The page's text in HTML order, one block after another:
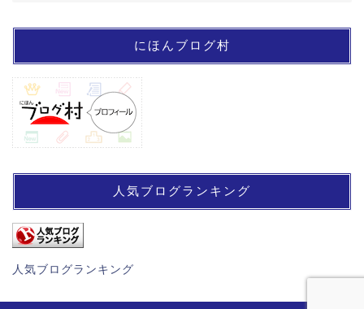
にほんブログ村
人気ブログランキング
人気ブログランキング